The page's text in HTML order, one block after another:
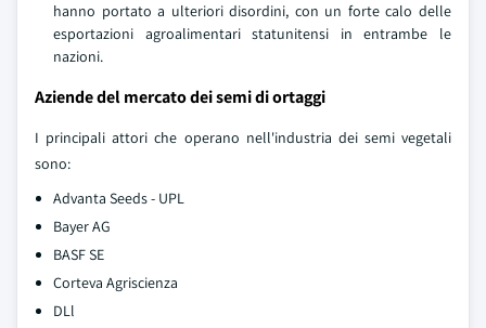
hanno portato a ulteriori disordini, con un forte calo delle
esportazioni agroalimentari statunitensi in entrambe le
nazioni.
Aziende del mercato dei semi di ortaggi
I principali attori che operano nell'industria dei semi vegetali
sono:
Advanta Seeds - UPL
Bayer AG
BASF SE
Corteva Agriscienza
DLl